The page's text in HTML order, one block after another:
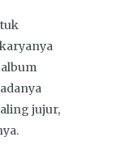
album
jujur,